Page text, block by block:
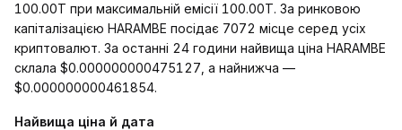
100.00T при максимальній емісії 100.00T. За ринковою
капіталізацією HARAMBE посідає 7072 місце серед усіх
криптовалют. За останні 24 години найвища ціна HARAMBE
склала $0.000000000475127, а найнижча —
$0.000000000461854.
Найвища ціна й дата